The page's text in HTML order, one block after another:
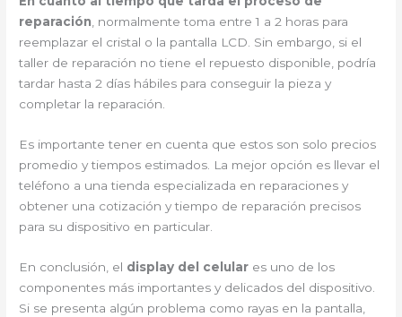
reparación, normalmente toma entre 1 a 2 horas para
reemplazar el cristal o la pantalla LCD. Sin embargo, si el
taller de reparación no tiene el repuesto disponible, podría
tardar hasta 2 días hábiles para conseguir la pieza y
completar la reparación.
Es importante tener en cuenta que estos son solo precios
promedio y tiempos estimados. La mejor opción es llevar el
teléfono a una tienda especializada en reparaciones y
obtener una cotización y tiempo de reparación precisos
para su dispositivo en particular.
En conclusión, el display del celular es uno de los
componentes más importantes y delicados del dispositivo.
Si se presenta algún problema como rayas en la pantalla,